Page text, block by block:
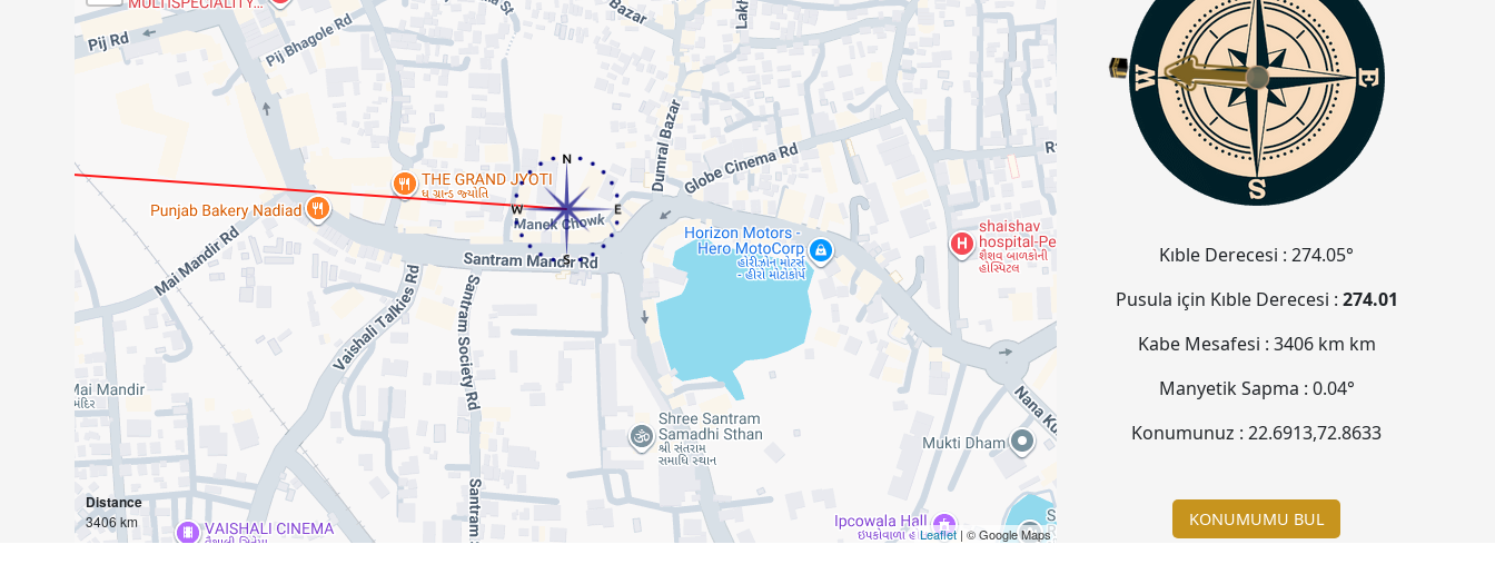
Distance
3406 km
Leaflet | © Google Maps
Kıble Derecesi :274.05°
Pusula için Kıble Derecesi : 274.01
Kabe Mesafesi : 3406 km km
Manyetik Sapma : 0.04°
Konumunuz :22.6913,72.8633
KONUMUMU BUL